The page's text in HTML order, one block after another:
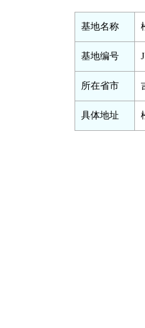
基地名称
基地编号
所在省市
具体地址